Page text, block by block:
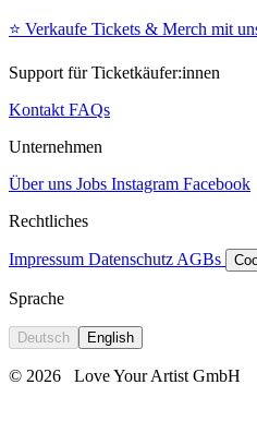
⭐️ Verkaufe Tickets & Merch mit
Support für Ticketkäufer:innen
KontaktFAQs
Unternehmen
Über uns Jobs Instagram Facebook
Rechtliches
Impressum DatenschutzAGBs
Sprache
Deutsch English
© 2026 Love Your Artist GmbH